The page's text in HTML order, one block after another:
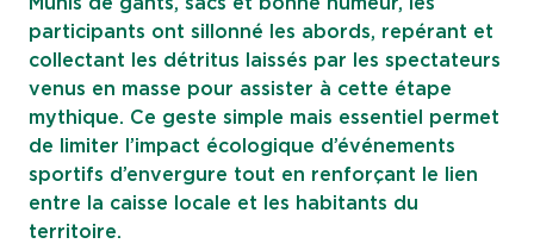
participants ont sillonné les abords, repérant et
collectant les détritus laissés par les spectateurs
venus en masse pour assister à cette étape
mythique. Ce geste simple mais essentiel permet
de limiter l’impact écologique d’événements
sportifs d’envergure tout en renforçant le lien
entre la caisse locale et les habitants du
territoire.